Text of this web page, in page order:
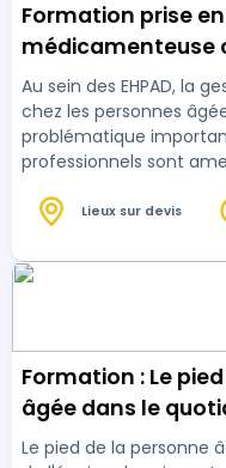
Formation prise
médicamenteuse
âgées
Au sein des EHPAD, la
chez les personnes
problématique
professionnels sont
personnes âgées
médicaments, dues à
physiologiques,
une administration
Lieux sur devis
Formation : Le
âgée dans le
soin
Le pied de la personne